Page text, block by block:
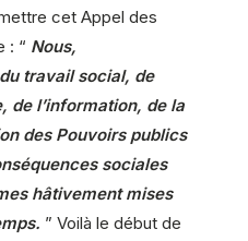
cet Appel des
: “ Nous,
travail social, de
de l’information, de la
des Pouvoirs publics
sociales
hâtivement mises
” Voilà le début de